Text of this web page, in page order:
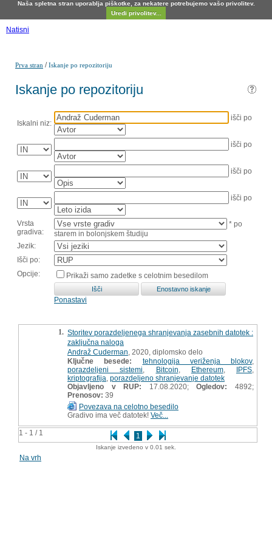
Naša spletna stran uporablja piškotke, za nekatere potrebujemo vašo privolitev.
Uredi privolitev...
Natisni
Prva stran /Iskanje po repozitoriju
Iskanje po repozitoriju
Iskalni niz:
išči po
išči po
išči po
išči po
Vrsta
gradiva:
* po
starem in bolonjskem študiju
Jezik:
Išči po:
Opcije:
Prikaži samo zadetke s celotnim besedilom
Ponastavi
1 - 1 / 1 1
1. Storitev porazdeljenega shranjevanja zasebnih datotek :
zaključna naloga
Andraž Cuderman , 2020, diplomsko delo
Ključne besede:
tehnologija veriženja blokov,
porazdeljeni sistemi
Bitcoin Ethereum, IPFS
kriptografija porazdeljeno shranjevanje datotek
Objavljeno v RUP: 17.08.2020;Ogledov:
4892;
Prenosov: 39
Povezava na celotno besedilo
Gradivo ima več datotek! Več...
Iskanje izvedeno v 0.01 sek.
Na vrh